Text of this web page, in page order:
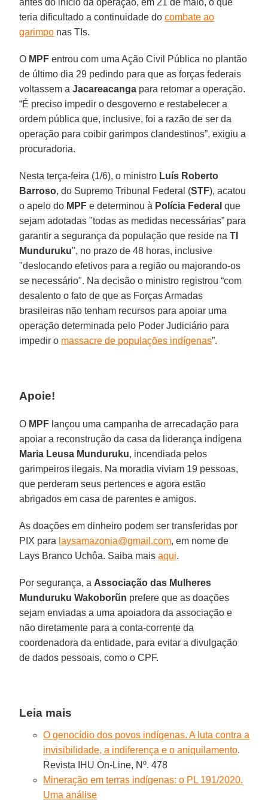
teria dificultado a continuidade docombate ao
garimpo nas TIs.
O MPF entrou com uma Ação Civil Pública no plantão
de último dia 29 pedindo para que as forças federais
voltassem aJacareacanga para retomar a operação.
“É preciso impedir o desgoverno e restabelecer a
ordem pública que, inclusive, foi a razão de ser da
operação para coibir garimpos clandestinos”, exigiu a
procuradoria.
Nesta terça-feira (1/6), o ministro Luís Roberto
Barroso, do Supremo Tribunal Federal (STF), acatou
o apelo do MPF e determinou à Polícia Federal que
sejam adotadas "todas as medidas necessárias” para
garantir a segurança da população que reside naTI
Munduruku", no prazo de 48 horas, inclusive
"deslocando efetivos para a região ou majorando-os
se necessário". Na decisão o ministro registrou “com
desalento o fato de que as Forças Armadas
brasileiras não tenham recursos para apoiar uma
operação determinada pelo Poder Judiciário para
impedir o massacre de populações indígenas”.
Apoie!
O MPF lançou uma campanha de arrecadação para
apoiar a reconstrução da casa da liderança indígena
Maria Leusa Munduruku, incendiada pelos
garimpeiros ilegais. Na moradia viviam 19 pessoas,
que perderam seus pertences e agora estão
abrigados em casa de parentes e amigos.
As doações em dinheiro podem ser transferidas por
PIX para laysamazonia@gmail.com, em nome de
Lays Branco Uchôa. Saiba maisaqui.
Por segurança, a Associação das Mulheres
Munduruku Wakoborũn prefere que as doações
sejam enviadas a uma apoiadora da associação e
não diretamente para a conta-corrente da
coordenadora da entidade, para evitar a divulgação
de dados pessoais, como o CPF.
Leia mais
O genocídio dos povos indígenas. A luta contra a
invisibilidade, a indiferença e o aniquilamento.
Revista IHU On-Line, Nº. 478
Mineração em terras indígenas: o PL 191/2020.
Uma análise